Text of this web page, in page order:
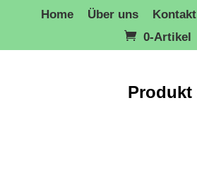
Home Über uns Kontakt
0-Artikel